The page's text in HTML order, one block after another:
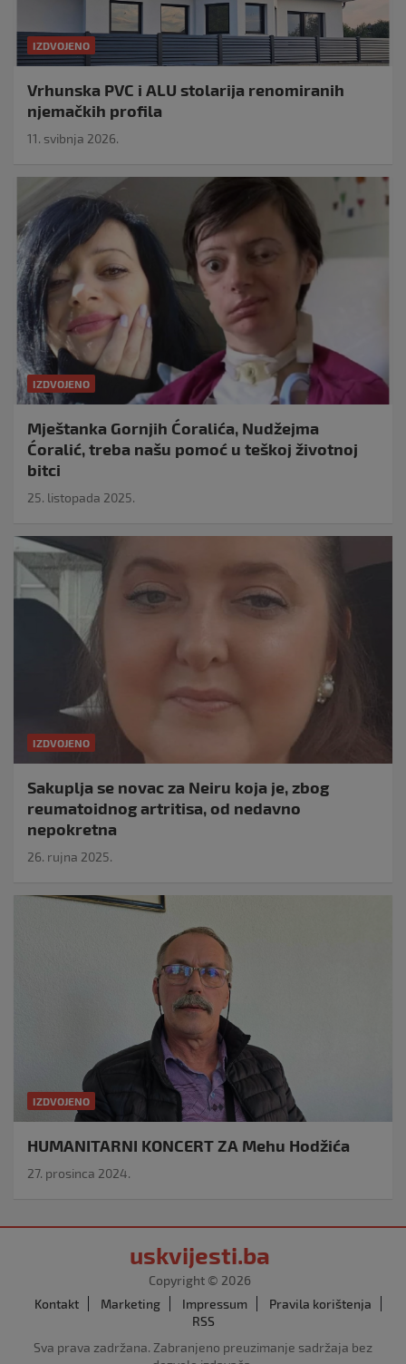
IZDVOJENO
Vrhunska PVC i ALU stolarija renomiranih
njemačkih profila
11. svibnja 2026.
IZDVOJENO
Mještanka Gornjih Ćoralića, Nudžejma
Ćoralić, treba našu pomoć u teškoj životnoj
bitci
25. listopada 2025.
IZDVOJENO
Sakuplja se novac za Neiru koja je, zbog
reumatoidnog artritisa, od nedavno
nepokretna
26. rujna 2025.
IZDVOJENO
HUMANITARNI KONCERT ZA Mehu Hodžića
27. prosinca 2024.
uskvijesti.ba
Copyright © 2026
Kontakt
Marketing Impressum
Pravila korištenja
RSS
Sva prava zadržana. Zabranjeno preuzimanje sadržaja bez